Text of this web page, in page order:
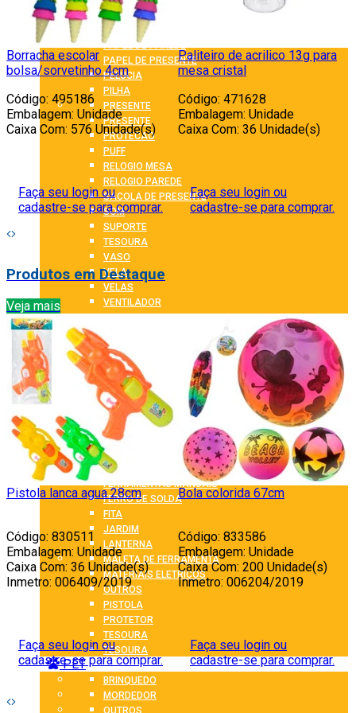
ORGANIZADOR
OUTROS
PAPEL DE PAREDE
PAPEL DE PRESENTE
PELUCIA
PILHA
PRESENTE
PRESENTE
PROTECAO
PUFF
RELOGIO MESA
RELOGIO PAREDE
SACOLA DE PRESENTE
SOM
SUPORTE
TESOURA
VASO
VELA
VELAS
VENTILADOR
FERRAMENTAS
ALICATE
AQUECEDOR DE AGUA
AUTOMOTIVO
BICICLETA
BOMBA
CADEADO
CARRO
COLA
EXTENSAO
FERRAMENTAS MANUAIS
FERRO DE SOLDA
FITA
JARDIM
LANTERNA
MALETA DE FERRAMENTA
MATERIAIS ELETRICOS
OUTROS
PISTOLA
PROTETOR
TESOURA
TESOURA
PET
BRINQUEDO
MORDEDOR
OUTROS
Borracha escolar
bolsa/sorvetinho 4cm
Código: 495186
Embalagem: Unidade
Caixa Com: 576 Unidade(s)
Faça seu login ou
cadastre-se para comprar.
Paliteiro de acrilico 13g para
mesa cristal
Código: 471628
Embalagem: Unidade
Caixa Com: 36 Unidade(s)
Faça seu login ou
cadastre-se para comprar.
Produtos em Destaque
Veja mais
Pistola lanca agua 28cm
Código: 830511
Embalagem: Unidade
Caixa Com: 36 Unidade(s)
Inmetro: 006409/2019
Faça seu login ou
cadastre-se para comprar.
Bola colorida 67cm
Código: 833586
Embalagem: Unidade
Caixa Com: 200 Unidade(s)
Inmetro: 006204/2019
Faça seu login ou
cadastre-se para comprar.